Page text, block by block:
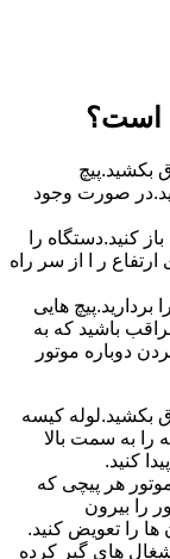
است؟
بکشید.پیچ
صورت وجود
کنید.دستگاه را
ر ا از سر راه
هایی
باشید که به
دوباره موتور
بکشید.لوله کیسه
را به سمت بالا
کنید.
هر پیچی که
را بیرون
ها را تعویض کنید.
های گیر کرده